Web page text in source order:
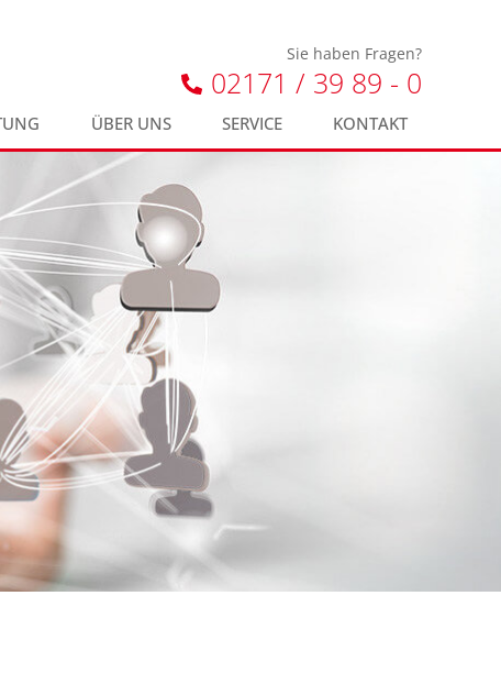
Sie haben Fragen?
02171 / 39 89 - 0
ÜBER UNS SERVICE KONTAKT